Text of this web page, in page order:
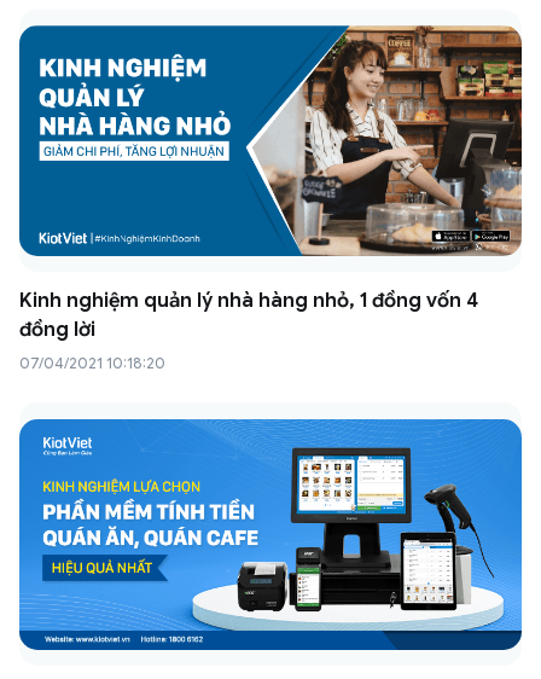
Kinh nghiệm quản lý nhà hàng nhỏ, 1 đồng vốn 4
đồng lời
07/04/2021 10:18:20